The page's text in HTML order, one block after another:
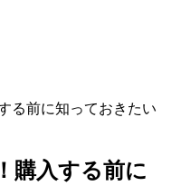
る前に知っておきたい
購入する前に